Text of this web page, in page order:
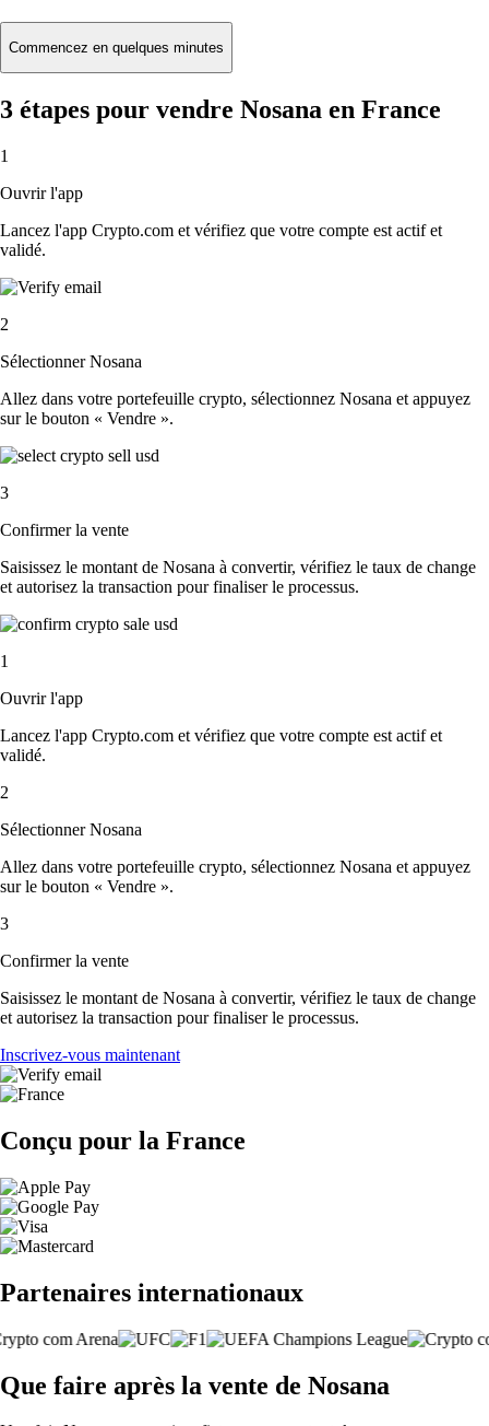
Commencez en quelques minutes
3 étapes pour vendre Nosana en France
1
Ouvrir l'app
Lancez l'app Crypto.com et vérifiez que votre compte est actif et
validé.
2
Sélectionner Nosana
Allez dans votre portefeuille crypto, sélectionnez Nosana et appuyez
sur le bouton « Vendre ».
3
Confirmer la vente
Saisissez le montant de Nosana à convertir, vérifiez le taux de change
et autorisez la transaction pour finaliser le processus.
1
Ouvrir l'app
Lancez l'app Crypto.com et vérifiez que votre compte est actif et
validé.
2
Sélectionner Nosana
Allez dans votre portefeuille crypto, sélectionnez Nosana et appuyez
sur le bouton « Vendre ».
3
Confirmer la vente
Saisissez le montant de Nosana à convertir, vérifiez le taux de change
et autorisez la transaction pour finaliser le processus.
Inscrivez-vous maintenant
Conçu pour la France
Partenaires internationaux
Que faire après la vente de Nosana